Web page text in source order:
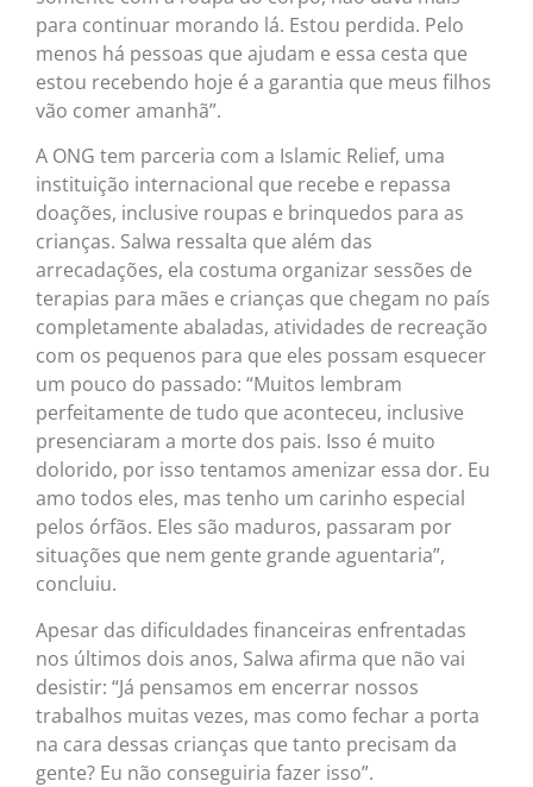
para continuar morando lá. Estou perdida. Pelo
menos há pessoas que ajudam e essa cesta que
estou recebendo hoje é a garantia que meus filhos
vão comer amanhã”.
A ONG tem parceria com a Islamic Relief, uma
instituição internacional que recebe e repassa
doações, inclusive roupas e brinquedos para as
crianças. Salwa ressalta que além das
arrecadações, ela costuma organizar sessões de
terapias para mães e crianças que chegam no país
completamente abaladas, atividades de recreação
com os pequenos para que eles possam esquecer
um pouco do passado: “Muitos lembram
perfeitamente de tudo que aconteceu, inclusive
presenciaram a morte dos pais. Isso é muito
dolorido, por isso tentamos amenizar essa dor. Eu
amo todos eles, mas tenho um carinho especial
pelos órfãos. Eles são maduros, passaram por
situações que nem gente grande aguentaria”,
concluiu.
Apesar das dificuldades financeiras enfrentadas
nos últimos dois anos, Salwa afirma que não vai
desistir: “Já pensamos em encerrar nossos
trabalhos muitas vezes, mas como fechar a porta
na cara dessas crianças que tanto precisam da
gente? Eu não conseguiria fazer isso”.